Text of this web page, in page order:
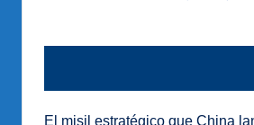
El misil estratégico que China